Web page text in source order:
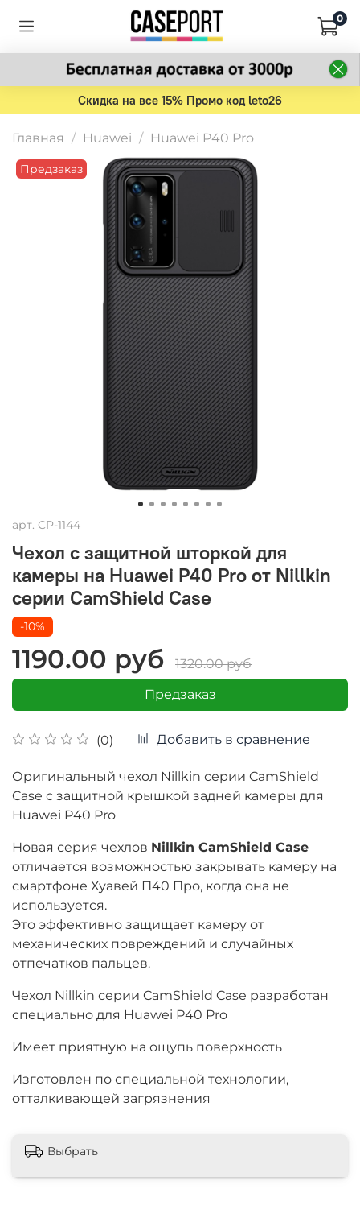
0
Скидка на все 15% Промо код leto26
Главная Huawei Huawei P40 Pro
Предзаказ
арт. CP-1144
Чехол с защитной шторкой для
камеры на Huawei P40 Pro от Nillkin
серии CamShield Case
(0) Добавить в сравнение
-10%
1190.00 руб
1320.00 руб
Предзаказ
Оригинальный чехол Nillkin серии CamShield
Case с защитной крышкой задней камеры для
Huawei P40 Pro
Новая серия чехлов Nillkin CamShield Case
отличается возможностью закрывать камеру на
смартфоне Хуавей П40 Про, когда она не
используется.
Это эффективно защищает камеру от
механических повреждений и случайных
отпечатков пальцев.
Чехол Nillkin серии CamShield Case разработан
специально для Huawei P40 Pro
Имеет приятную на ощупь поверхность
Изготовлен по специальной технологии,
отталкивающей загрязнения
Выбрать